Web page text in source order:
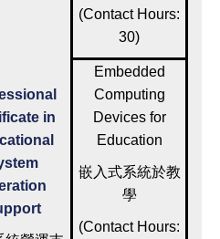
in
(Contact Hours:
30)
Embedded
Computing
Devices for
Education
嵌入式系統於教
學
(Contact Hours: